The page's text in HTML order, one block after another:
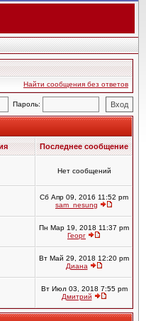
Найти сообщения без ответов
Пароль:
Последнее сообщение
Нет сообщений
Сб Апр 09, 2016 11:52 pm
sam_nesung
Пн Мар 19, 2018 11:37 pm
Георг
Вт Май 29, 2018 12:20 pm
Диана
Вт Июл 03, 2018 7:55 pm
Дмитрий